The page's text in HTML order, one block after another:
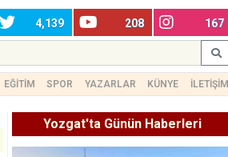
4,139 208 167
EĞİTİM SPOR YAZARLAR KÜNYE İLETİŞİM
Yozgat'ta Günün Haberleri